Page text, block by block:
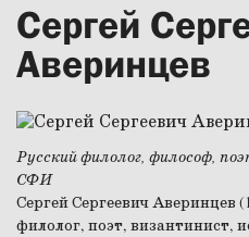
Сергей
Аверинцев
Русский филолог, философ,
СФИ
Сергей Сергеевич Аверинцев
филолог, поэт, византинист,